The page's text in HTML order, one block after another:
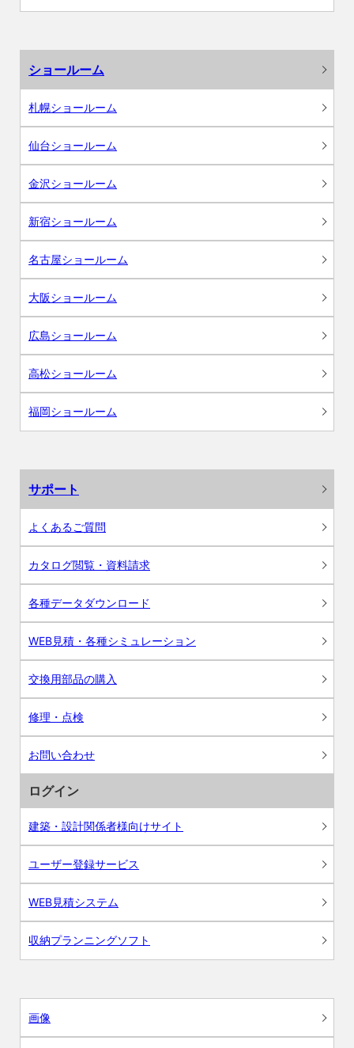
ショールーム
札幌ショールーム
仙台ショールーム
金沢ショールーム
新宿ショールーム
名古屋ショールーム
大阪ショールーム
広島ショールーム
高松ショールーム
福岡ショールーム
サポート
よくあるご質問
カタログ閲覧・資料請求
各種データダウンロード
WEB見積・各種シミュレーション
交換用部品の購入
修理・点検
お問い合わせ
ログイン
建築・設計関係者様向けサイト
ユーザー登録サービス
WEB見積システム
収納プランニングソフト
画像